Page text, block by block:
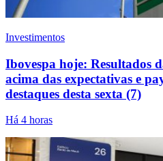
Investimentos
Ibovespa hoje: Resultados
acima das expectativas e
destaques desta sexta (7)
Há 4 horas